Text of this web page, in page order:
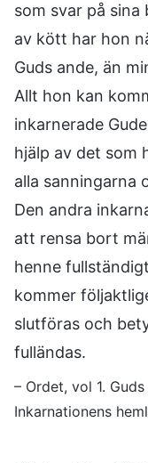
som svar på sina
av kött har hon
Guds ande, än
Allt hon kan
inkarnerade
hjälp av det som
alla sanningarna
Den andra
att rensa bort
henne
kommer
slutföras och
fulländas.
– Ordet, vol 1.
Inkarnationens